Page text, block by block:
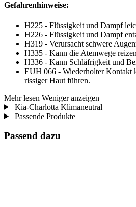
Gefahrenhinweise:
H225 - Flüssigkeit und Dampf
H226 - Flüssigkeit und Dampf
H319 - Verursacht schwere
H335 - Kann die Atemwege
H336 - Kann Schläfrigkeit und
EUH 066 - Wiederholter Kontakt
rissiger Haut führen.
Mehr lesen Weniger anzeigen
Kia-Charlotta Klimaneutral
Passende Produkte
Passend dazu